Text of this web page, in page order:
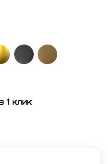
1 клик